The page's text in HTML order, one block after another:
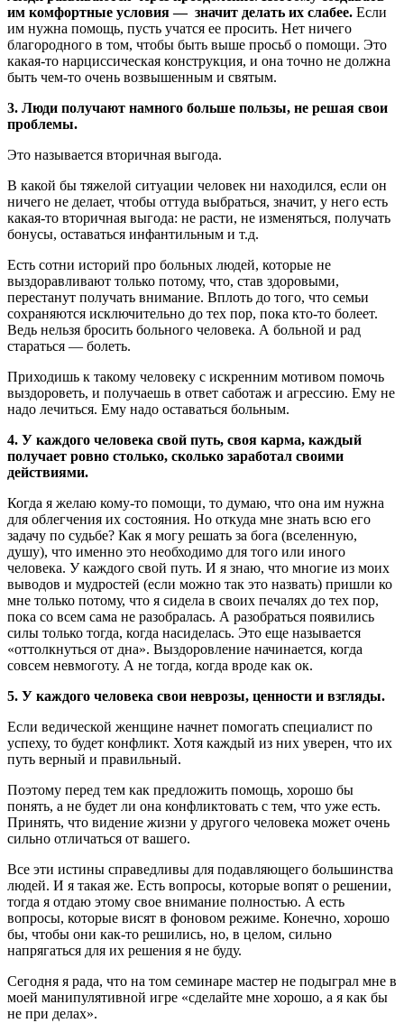
им комфортные условия — значит делать их слабее. Если
им нужна помощь, пусть учатся ее просить. Нет ничего
благородного в том, чтобы быть выше просьб о помощи. Это
какая-то нарциссическая конструкция, и она точно не должна
быть чем-то очень возвышенным и святым.
3. Люди получают намного больше пользы, не решая свои
проблемы.
Это называется вторичная выгода.
В какой бы тяжелой ситуации человек ни находился, если он
ничего не делает, чтобы оттуда выбраться, значит, у него есть
какая-то вторичная выгода: не расти, не изменяться, получать
бонусы, оставаться инфантильным и т.д.
Есть сотни историй про больных людей, которые не
выздоравливают только потому, что, став здоровыми,
перестанут получать внимание. Вплоть до того, что семьи
сохраняются исключительно до тех пор, пока кто-то болеет.
Ведь нельзя бросить больного человека. А больной и рад
стараться — болеть.
Приходишь к такому человеку с искренним мотивом помочь
выздороветь, и получаешь в ответ саботаж и агрессию. Ему не
надо лечиться. Ему надо оставаться больным.
4. У каждого человека свой путь, своя карма, каждый
получает ровно столько, сколько заработал своими
действиями.
Когда я желаю кому-то помощи, то думаю, что она им нужна
для облегчения их состояния. Но откуда мне знать всю его
задачу по судьбе? Как я могу решать за бога (вселенную,
душу), что именно это необходимо для того или иного
человека. У каждого свой путь. И я знаю, что многие из моих
выводов и мудростей (если можно так это назвать) пришли ко
мне только потому, что я сидела в своих печалях до тех пор,
пока со всем сама не разобралась. А разобраться появились
силы только тогда, когда насиделась. Это еще называется
«оттолкнуться от дна». Выздоровление начинается, когда
совсем невмоготу. А не тогда, когда вроде как ок.
5. У каждого человека свои неврозы, ценности и взгляды.
Если ведической женщине начнет помогать специалист по
успеху, то будет конфликт. Хотя каждый из них уверен, что их
путь верный и правильный.
Поэтому перед тем как предложить помощь, хорошо бы
понять, а не будет ли она конфликтовать с тем, что уже есть.
Принять, что видение жизни у другого человека может очень
сильно отличаться от вашего.
Все эти истины справедливы для подавляющего большинства
людей. И я такая же. Есть вопросы, которые вопят о решении,
тогда я отдаю этому свое внимание полностью. А есть
вопросы, которые висят в фоновом режиме. Конечно, хорошо
бы, чтобы они как-то решились, но, в целом, сильно
напрягаться для их решения я не буду.
Сегодня я рада, что на том семинаре мастер не подыграл мне в
моей манипулятивной игре «сделайте мне хорошо, а я как бы
не при делах».